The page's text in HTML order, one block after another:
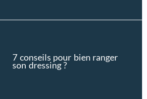
7 conseils pour bien ranger
son dressing ?